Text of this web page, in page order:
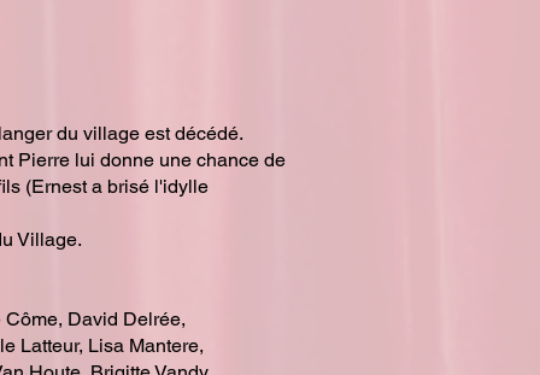
du village est décédé.
Pierre lui donne une chance de
(Ernest a brisé l'idylle
Village.
David Delrée,
Latteur, Lisa Mantere,